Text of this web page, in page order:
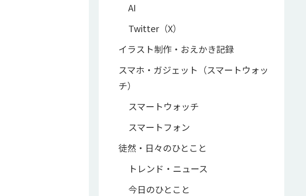
AI
Twitter（X）
イラスト制作・おえかき記録
スマホ・ガジェット（スマートウォッ
チ）
スマートウォッチ
スマートフォン
徒然・日々のひとこと
トレンド・ニュース
今日のひとこと